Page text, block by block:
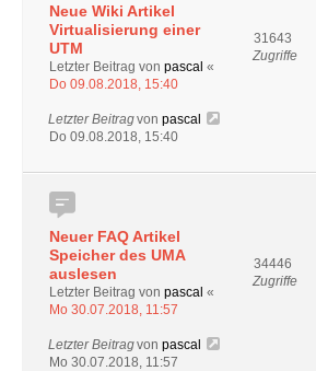
Neue Wiki Artikel
Virtualisierung einer
UTM
Letzter Beitrag von pascal «
Do 09.08.2018, 15:40
31643
Zugriffe
Letzter Beitragvon pascal
Do 09.08.2018, 15:40
Neuer FAQ Artikel
Speicher des UMA
auslesen
Letzter Beitrag von pascal «
Mo 30.07.2018, 11:57
34446
Zugriffe
Letzter Beitragvon pascal
Mo 30.07.2018, 11:57